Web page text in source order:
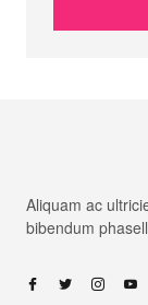
Aliquam ac
bibendum